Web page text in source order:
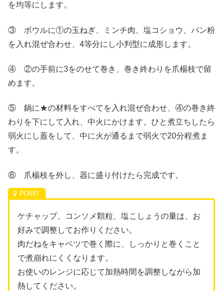
を均等にします。
③ ボウルに①の玉ねぎ、ミンチ肉、塩コショウ、パン粉
を入れ混ぜ合わせ、4等分にし小判型に成形します。
④ ②の手前に3をのせて巻き、巻き終わりを爪楊枝で留
めます。
⑤ 鍋に★の材料をすべてを入れ混ぜ合わせ、④の巻き終
わりを下にして入れ、中火にかけます。ひと煮立ちしたら
弱火にし蓋をして、中に火が通るまで弱火で20分程煮ま
す。
⑥ 爪楊枝を外し、器に盛り付けたら完成です。
ケチャップ、コンソメ顆粒、塩こしょうの量は、お
好みで調整してお作りください。
肉だねをキャベツで巻く際に、しっかりと巻くこと
で煮崩れにくくなります。
お使いのレンジに応じて加熱時間を調整しながら加
熱してください。